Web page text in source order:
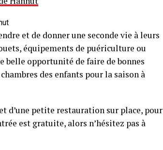
et de donner une seconde vie à leurs
équipements de puériculture ou
belle opportunité de faire de bonnes
des enfants pour la saison à
d’une petite restauration sur place, pour
est gratuite, alors n’hésitez pas à